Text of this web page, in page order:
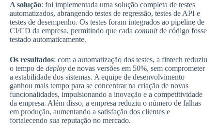
A solução: foi implementada uma solução completa de testes
automatizados, abrangendo testes de regressão, testes de API e
testes de desempenho. Os testes foram integrados ao pipeline de
CI/CD da empresa, permitindo que cada commitde código fosse
testado automaticamente.
Os resultados: com a automatização dos testes, a fintech reduziu
o tempo de deploy de novas versões em 50%, sem comprometer
a estabilidade dos sistemas. A equipe de desenvolvimento
ganhou mais tempo para se concentrar na criação de novas
funcionalidades, impulsionando a inovação e a competitividade
da empresa. Além disso, a empresa reduziu o número de falhas
em produção, aumentando a satisfação dos clientes e
fortalecendo sua reputação no mercado.